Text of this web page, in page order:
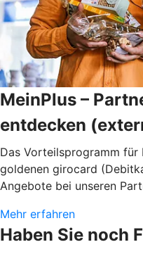
MeinPlus –
entdecken
Das Vorteilsprogramm
goldenen girocard
Angebote bei unseren
Mehr erfahren
Haben Sie noch